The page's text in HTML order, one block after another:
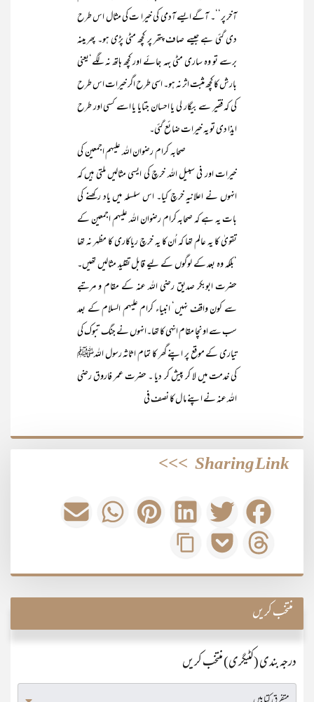
آخر پر‘‘۔ آگے ایسے آدمی کی خیرا ت کی مثال اس طرح
دی گئی ہے جیسے صاف پتھر پر کچھ مٹی پڑی ہو۔ پھر مینہ
برسے تو وہ ساری مٹی بہہ جائے اور کچھ ہاتھ نہ لگے‘یعنی
بارش کا کچھ مثبت اثر نہ ہو۔ اسی طرح اگر خیرات اس طرح
کی کہ فقیر سے بیگار لی یا احسان جتایا یا اسے کسی اور طرح
ایذا دی تو یہ خیرات ضائع گئی۔
صحابہ کرام رضوان اللہ علیہم اجمعین کی
خیرات اور فی سبیل اللہ خرچ کی ایسی مثالیں ملتی ہیں کہ
انہوں نے اعلانیہ خرچ کیا۔ اس سلسلہ میں یاد رکھنے کی
بات یہ ہے کہ صحابہ کرام رضوان اللہ علیہم اجمعین کے
تقویٰ کا یہ عالم تھا کہ اُن کا یہ خرچ ریاکاری کا مظہر نہ تھا
‘بلکہ وہ بعد کے لوگوں کے لیے قابل تقلید مثالیں تھیں۔
حضرت ابوبکر صدیق رضی اللہ عنہ کے مقام و مرتبے
سے کون واقف نہیں‘ انبیاء کرام علیہم السلام کے بعد
سب سے اونچا مقام انہی کا تھا۔انہوں نے جنگ تبوک کی
تیاری کے موقع پر اپنے گھر کا تمام اثاثہ رسول اللہﷺ
کی خدمت میں لا کر پیش کر دیا ۔ حضرت عمر فاروق رضی
اللہ عنہ نے اپنے ما ل کا نصف فی
Sharing Link
>>>
منتخب کریں
درجہ بندی (کٹیگری) منتخب کریں